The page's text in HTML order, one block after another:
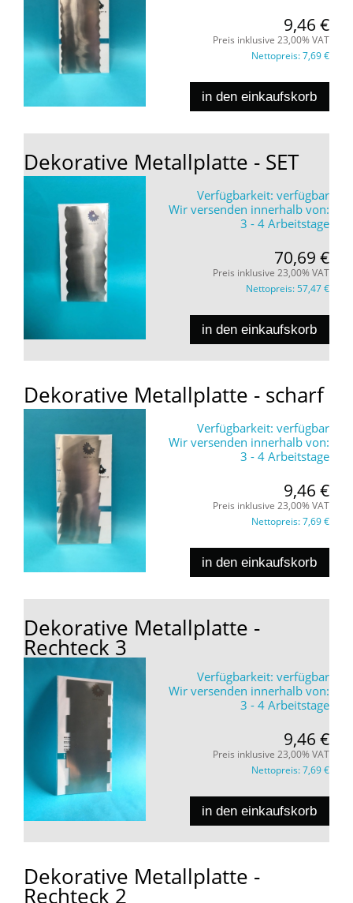
9,46 €
Preis inklusive 23,00% VAT
Nettopreis:7,69 €
in den einkaufskorb
Dekorative Metallplatte - SET
Verfügbarkeit: verfügbar
Wir versenden innerhalb von:
3 - 4 Arbeitstage
70,69 €
Preis inklusive 23,00% VAT
Nettopreis:57,47 €
in den einkaufskorb
Dekorative Metallplatte - scharf
Verfügbarkeit: verfügbar
Wir versenden innerhalb von:
3 - 4 Arbeitstage
9,46 €
Preis inklusive 23,00% VAT
Nettopreis:7,69 €
in den einkaufskorb
Dekorative Metallplatte -
Rechteck 3
Verfügbarkeit: verfügbar
Wir versenden innerhalb von:
3 - 4 Arbeitstage
9,46 €
Preis inklusive 23,00% VAT
Nettopreis:7,69 €
in den einkaufskorb
Dekorative Metallplatte -
Rechteck 2